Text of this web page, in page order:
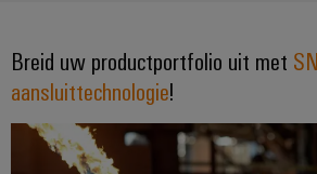
veilige
bedrijfsvoering
met
geïntegreerde
oplossingen
voor
Industriële
beveiliging
Industrieel
Automatisering
en
software
Besturingen
eShop
OCI-
interface
Partner
Evenementen
Breid uw productportfolio uit met
aansluittechnologie!